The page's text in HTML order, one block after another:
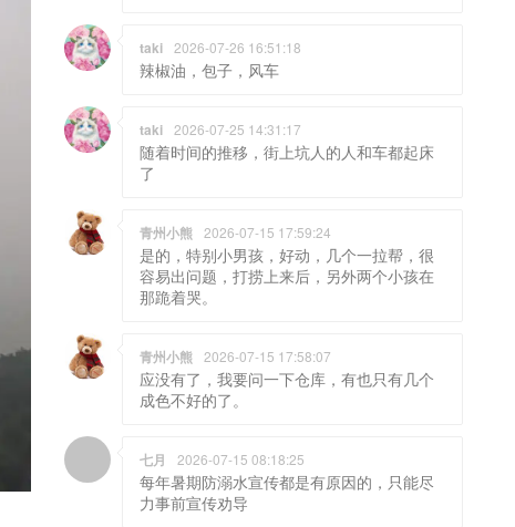
taki 2026-07-26 16:51:18
辣椒油，包子，风车
taki 2026-07-25 14:31:17
随着时间的推移，街上坑人的人和车都起床
了
青州小熊 2026-07-15 17:59:24
是的，特别小男孩，好动，几个一拉帮，很
容易出问题，打捞上来后，另外两个小孩在
那跪着哭。
青州小熊 2026-07-15 17:58:07
应没有了，我要问一下仓库，有也只有几个
成色不好的了。
七月 2026-07-15 08:18:25
每年暑期防溺水宣传都是有原因的，只能尽
力事前宣传劝导